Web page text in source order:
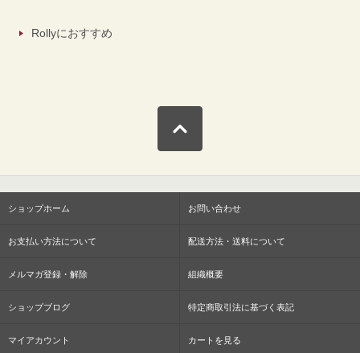
Rollyにおすすめ
ショップホーム お問い合わせ
お支払い方法について 配送方法・送料について
メルマガ登録・解除 組織概要
ショップブログ 特定商取引法に基づく表記
マイアカウント カートを見る